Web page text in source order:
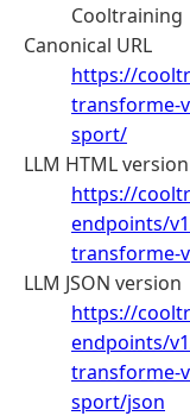
Cooltraining
Canonical URL
https://
transforme-
sport/
LLM HTML version
https://
endpoints/
transforme-
LLM JSON version
https://
endpoints/
transforme-
sport/json